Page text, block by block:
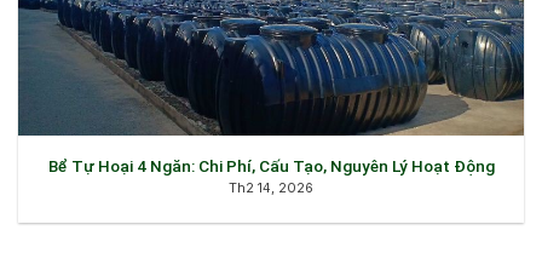
Bể Tự Hoại 4 Ngăn: Chi Phí, Cấu Tạo, Nguyên Lý Hoạt Động
Th2 14, 2026